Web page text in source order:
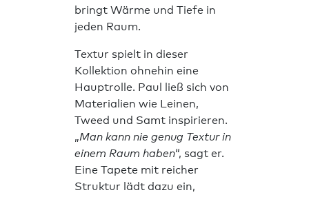
bringt Wärme und Tiefe in
jeden Raum.
Textur spielt in dieser
Kollektion ohnehin eine
Hauptrolle. Paul ließ sich von
Materialien wie Leinen,
Tweed und Samt inspirieren.
„Man kann nie genug Textur in
einem Raum haben“, sagt er.
Eine Tapete mit reicher
Struktur lädt dazu ein,